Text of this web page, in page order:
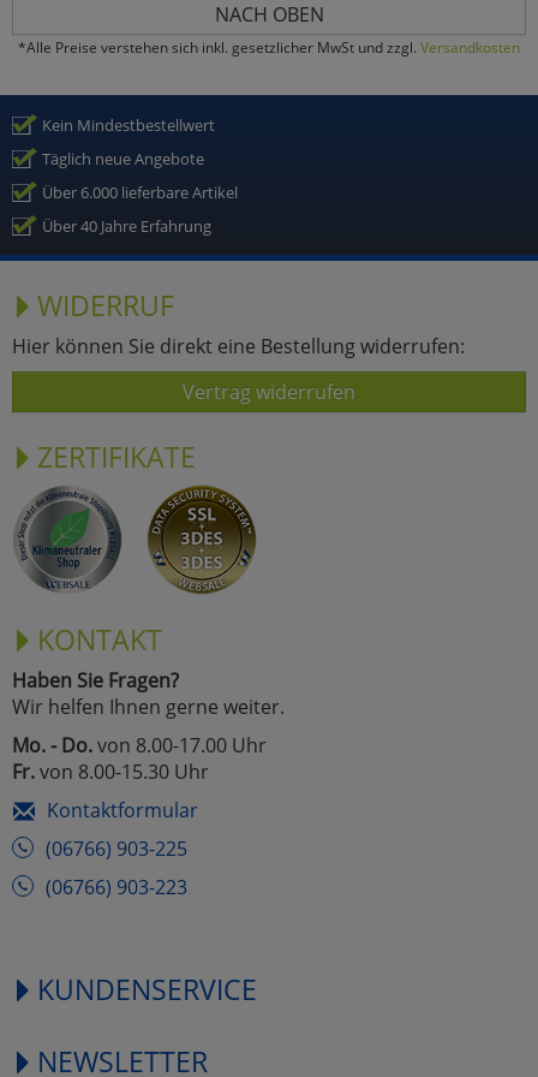
NACH OBEN
*Alle Preise verstehen sich inkl. gesetzlicher MwSt und zzgl. Versandkosten
Kein Mindestbestellwert
Täglich neue Angebote
Über 6.000 lieferbare Artikel
Über 40 Jahre Erfahrung
WIDERRUF
Hier können Sie direkt eine Bestellung widerrufen:
Vertrag widerrufen
ZERTIFIKATE
KONTAKT
Haben Sie Fragen?
Wir helfen Ihnen gerne weiter.
Mo. - Do.von 8.00-17.00 Uhr
Fr.von 8.00-15.30 Uhr
Kontaktformular
(06766) 903-225
(06766) 903-223
KUNDENSERVICE
NEWSLETTER
Marketing
Cookies
Alle Akzeptieren
Cookies
Einstellungen speichern